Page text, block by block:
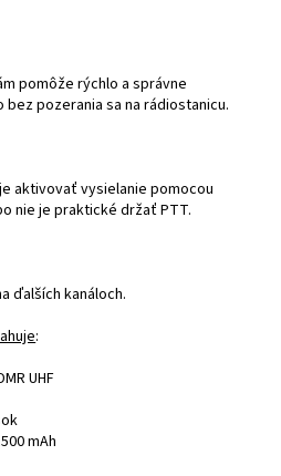
pomôže rýchlo a správne
pozerania sa na rádiostanicu.
aktivovať vysielanie pomocou
nie je praktické držať PTT.
ďalších kanáloch.
:
UHF
mAh